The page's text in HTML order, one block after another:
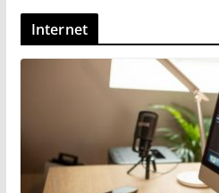
Internet